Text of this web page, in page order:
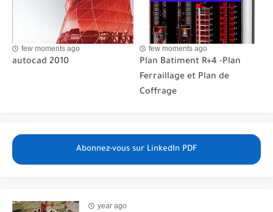
few moments ago
autocad 2010
few moments ago
Plan Batiment R+4 -Plan
Ferraillage et Plan de
Coffrage
Abonnez-vous sur LinkedIn PDF
year ago